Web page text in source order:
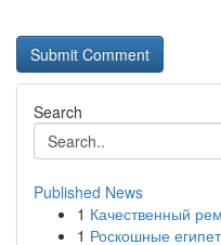
Search
Published News
1 Качественный
1 Роскошные